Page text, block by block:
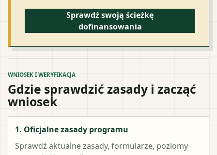
Sprawdź swoją ścieżkę
dofinansowania
WNIOSEK I WERYFIKACJA
Gdzie sprawdzić zasady i zacząć
wniosek
1. Oficjalne zasady programu
Sprawdź aktualne zasady, formularze, poziomy